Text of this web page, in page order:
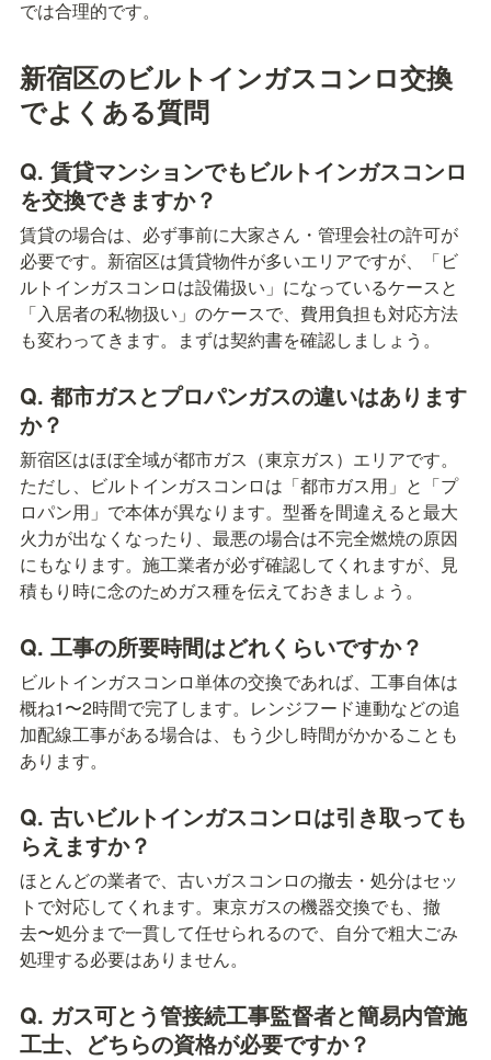
では合理的です。
新宿区のビルトインガスコンロ交換
でよくある質問
Q. 賃貸マンションでもビルトインガスコンロ
を交換できますか？
賃貸の場合は、必ず事前に大家さん・管理会社の許可が
必要です。新宿区は賃貸物件が多いエリアですが、「ビ
ルトインガスコンロは設備扱い」になっているケースと
「入居者の私物扱い」のケースで、費用負担も対応方法
も変わってきます。まずは契約書を確認しましょう。
Q. 都市ガスとプロパンガスの違いはあります
か？
新宿区はほぼ全域が都市ガス（東京ガス）エリアです。
ただし、ビルトインガスコンロは「都市ガス用」と「プ
ロパン用」で本体が異なります。型番を間違えると最大
火力が出なくなったり、最悪の場合は不完全燃焼の原因
にもなります。施工業者が必ず確認してくれますが、見
積もり時に念のためガス種を伝えておきましょう。
Q. 工事の所要時間はどれくらいですか？
ビルトインガスコンロ単体の交換であれば、工事自体は
概ね1〜2時間で完了します。レンジフード連動などの追
加配線工事がある場合は、もう少し時間がかかることも
あります。
Q. 古いビルトインガスコンロは引き取っても
らえますか？
ほとんどの業者で、古いガスコンロの撤去・処分はセッ
トで対応してくれます。東京ガスの機器交換でも、撤
去〜処分まで一貫して任せられるので、自分で粗大ごみ
処理する必要はありません。
Q. ガス可とう管接続工事監督者と簡易内管施
工士、どちらの資格が必要ですか？